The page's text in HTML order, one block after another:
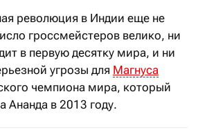
революция в Индии еще не
гроссмейстеров велико, ни
в первую десятку мира, и ни
угрозы для Магнуса
чемпиона мира, который
Ананда в 2013 году.